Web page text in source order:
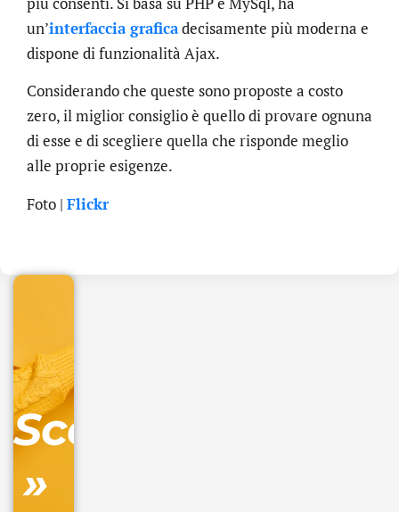
un’interfaccia graficadecisamente più moderna e
dispone di funzionalità Ajax.
Considerando che queste sono proposte a costo
zero, il miglior consiglio è quello di provare ognuna
di esse e di scegliere quella che risponde meglio
alle proprie esigenze.
Foto | Flickr
Scopri
»
.online